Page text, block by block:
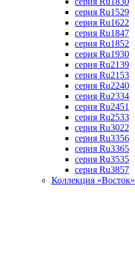
серия Ru1529
серия Ru1622
серия Ru1847
серия Ru1852
серия Ru1930
серия Ru2139
серия Ru2153
серия Ru2240
серия Ru2334
серия Ru2451
серия Ru2533
серия Ru3022
серия Ru3356
серия Ru3365
серия Ru3535
серия Ru3857
Коллекция «Восток»